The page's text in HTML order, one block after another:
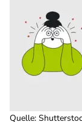
Quelle: